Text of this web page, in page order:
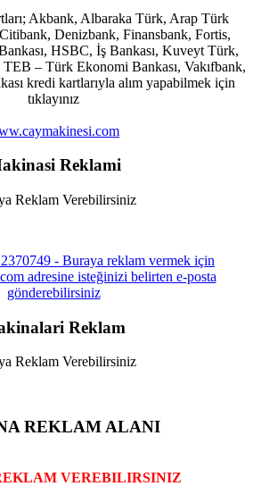
Akbank, Albaraka Türk, Arap Türk
Denizbank, Finansbank, Fortis,
HSBC, İş Bankası, Kuveyt Türk,
– Türk Ekonomi Bankası, Vakıfbank,
kredi kartlarıyla alım yapabilmek için
tıklayınız
Reklami
Reklam Verebilirsiniz
Reklam
Reklam Verebilirsiniz
REKLAM ALANI
VEREBILIRSINIZ